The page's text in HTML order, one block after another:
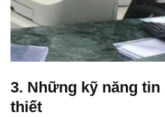
3. Những kỹ năng
thiết